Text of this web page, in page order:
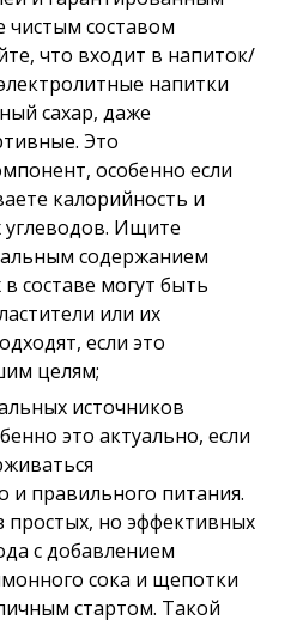
чистым составом
что входит в напиток/
напитки
сахар, даже
Это
особенно если
калорийность и
углеводов. Ищите
содержанием
составе могут быть
или их
если это
целям;
источников
это актуально, если
и правильного питания.
но эффективных
с добавлением
сока и щепотки
стартом. Такой